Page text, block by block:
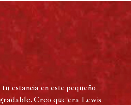
estancia en este pequeño
Creo que era Lewis